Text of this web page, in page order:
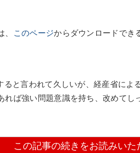
このページからダウンロードでき
と言われて久しいが、経産省によ
れば強い問題意識を持ち、改めてし
この記事の続きをお読みいた